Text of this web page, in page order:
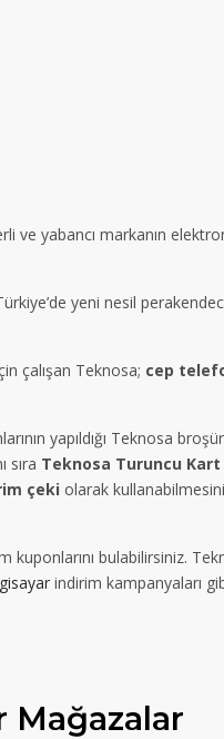
ve yabancı markanın
yeni nesil
çalışan Teknosa; cep
yapıldığı Teknosa
sıra Teknosa Turuncu Kart
çeki olarak
bulabilirsiniz.
indirim kampanyaları
Mağazalar